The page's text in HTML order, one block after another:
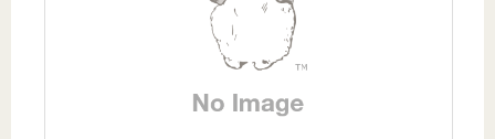
住宅ロー
ンシミュ
レーショ
ン
売却ガイ